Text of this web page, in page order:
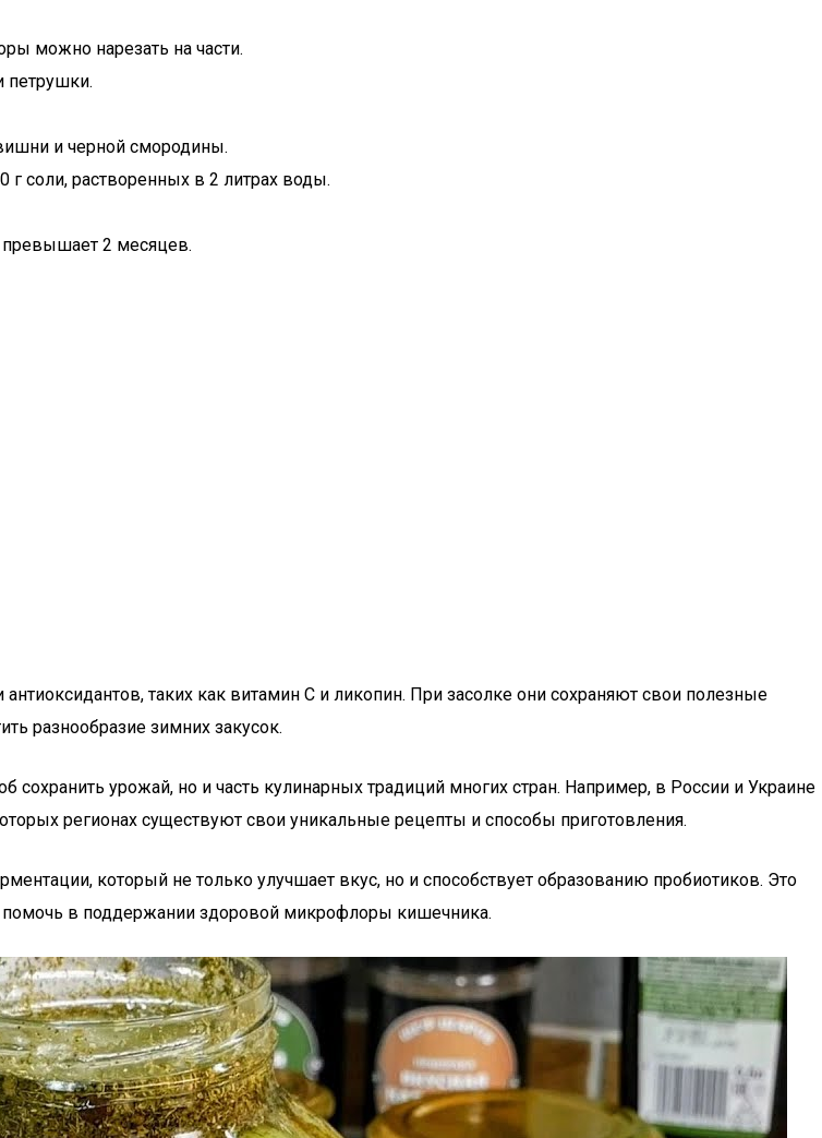
можно нарезать на части.
петрушки.
и черной смородины.
соли, растворенных в 2 литрах воды.
превышает 2 месяцев.
таких как витамин C и ликопин. При засолке они сохраняют свои полезные
разнообразие зимних закусок.
сохранить урожай, но и часть кулинарных традиций многих стран. Например, в России и Украине
регионах существуют свои уникальные рецепты и способы приготовления.
который не только улучшает вкус, но и способствует образованию пробиотиков. Это
в поддержании здоровой микрофлоры кишечника.